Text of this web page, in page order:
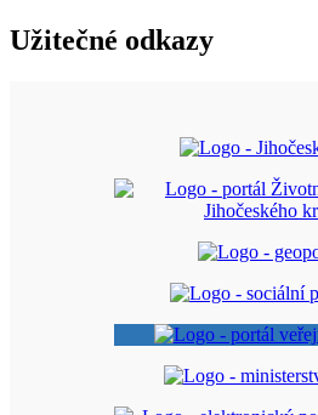
Užitečné odkazy